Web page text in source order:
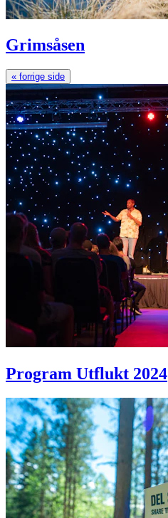
Grimsåsen
« forrige side
Program Utflukt 2024